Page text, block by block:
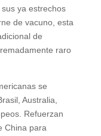
ya estrechos
de vacuno, esta
de
raro
se
Australia,
Refuerzan
China para